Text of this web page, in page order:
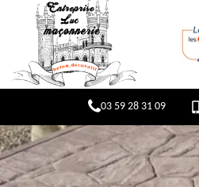
03 59 28 31 09